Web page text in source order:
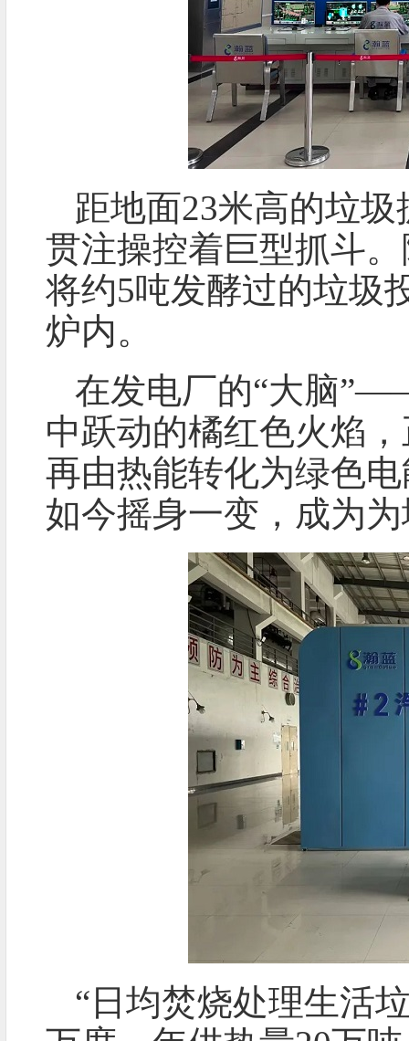
距地面23米高的垃
贯注操控着巨型抓斗
将约5吨发酵过的垃圾
炉内。
在发电厂的“大脑
中跃动的橘红色火焰
再由热能转化为绿色
如今摇身一变，成为
“日均焚烧处理生活